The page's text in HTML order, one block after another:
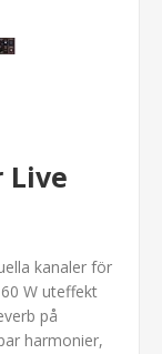
Live
kanaler för
W uteffekt
på
harmonier,